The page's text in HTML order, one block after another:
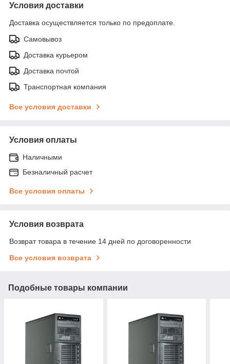
Условия доставки
Доставка осуществляется только по предоплате.
Самовывоз
Доставка курьером
Доставка почтой
Транспортная компания
Все условия доставки
Условия оплаты
Наличными
Безналичный расчет
Все условия оплаты
Условия возврата
Возврат товара в течение 14 дней по договоренности
Все условия возврата
Подобные товары компании